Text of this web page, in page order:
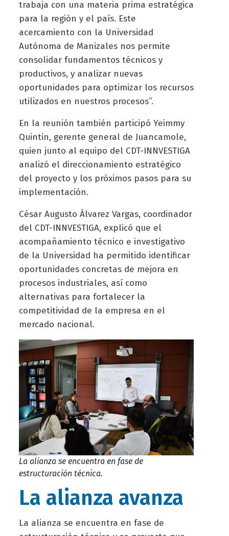
trabaja con una materia prima estratégica
para la región y el país. Este
acercamiento con la Universidad
Autónoma de Manizales nos permite
consolidar fundamentos técnicos y
productivos, y analizar nuevas
oportunidades para optimizar los recursos
utilizados en nuestros procesos”.
En la reunión también participó Yeimmy
Quintin, gerente general de Juancamole,
quien junto al equipo del CDT-INNVESTIGA
analizó el direccionamiento estratégico
del proyecto y los próximos pasos para su
implementación.
César Augusto Álvarez Vargas, coordinador
del CDT-INNVESTIGA, explicó que el
acompañamiento técnico e investigativo
de la Universidad ha permitido identificar
oportunidades concretas de mejora en
procesos industriales, así como
alternativas para fortalecer la
competitividad de la empresa en el
mercado nacional.
La alianza se encuentra en fase de
estructuración técnica.
La alianza avanza
La alianza se encuentra en fase de